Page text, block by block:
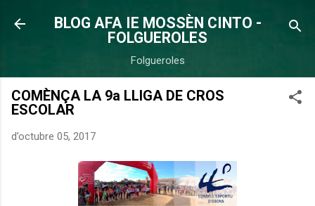
Salta al contingut principal
BLOG AFA IE MOSSÈN CINTO -
FOLGUEROLES
Folgueroles
COMÈNÇA LA 9a LLIGA DE CROS
ESCOLAR
d’octubre 05, 2017